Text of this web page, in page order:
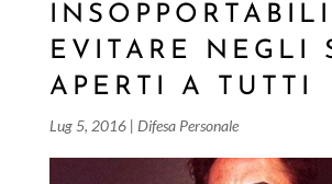
EVITARE NEGLI
APERTI A TUTTI
Lug 5, 2016| Difesa Personale